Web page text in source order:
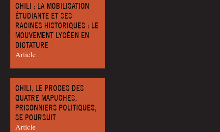
CHILI : LA MOBILISATION
ÉTUDIANTE ET SES
RACINES HISTORIQUES : LE
MOUVEMENT LYCÉEN EN
DICTATURE
Article
CHILI, LE PROCES DES
QUATRE MAPUCHES,
PRISONNIERS POLITIQUES,
SE POURSUIT
Article